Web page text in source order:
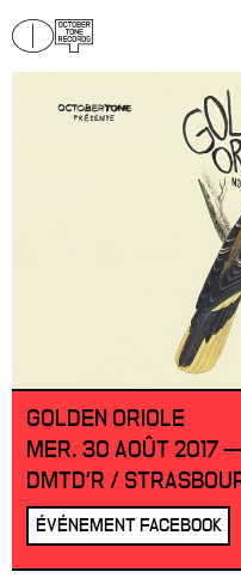
GOLDEN ORIOLE
MER. 30 AOÛT 2017
DMTD'R /
ÉVÉNEMENT FACEBOOK